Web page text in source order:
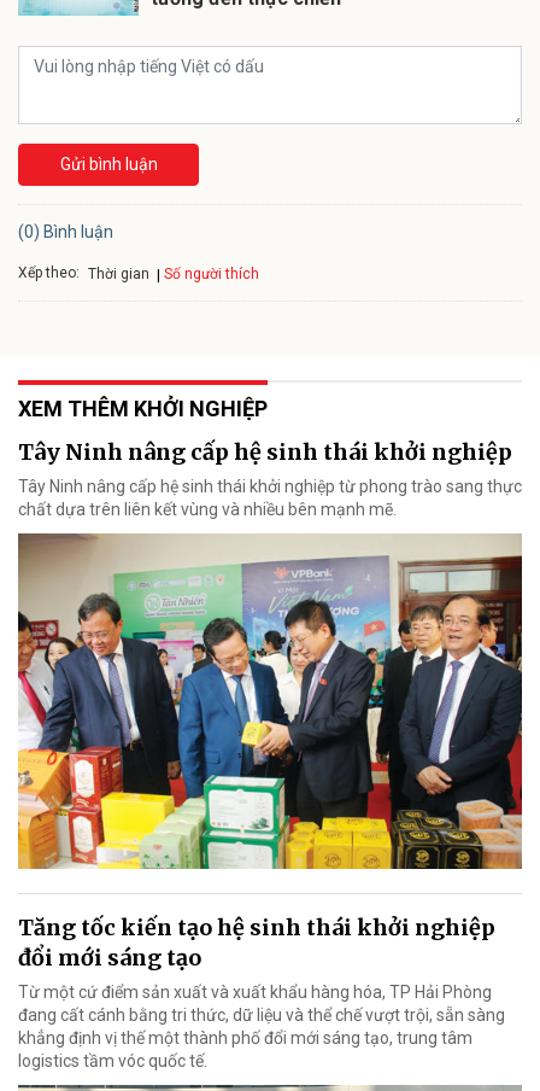
Gửi bình luận
(0) Bình luận
Xếp theo: Thời gian Số người thích
XEM THÊM KHỞI NGHIỆP
Tây Ninh nâng cấp hệ sinh thái khởi nghiệp
Tây Ninh nâng cấp hệ sinh thái khởi nghiệp từ phong trào sang thực
chất dựa trên liên kết vùng và nhiều bên mạnh mẽ.
Tăng tốc kiến tạo hệ sinh thái khởi nghiệp
đổi mới sáng tạo
Từ một cứ điểm sản xuất và xuất khẩu hàng hóa, TP Hải Phòng
đang cất cánh bằng tri thức, dữ liệu và thể chế vượt trội, sẵn sàng
khẳng định vị thế một thành phố đổi mới sáng tạo, trung tâm
logistics tầm vóc quốc tế.